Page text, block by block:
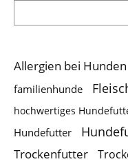
Allergien bei Hunden
familienhunde
hochwertiges
Hundefutter
Trockenfutter